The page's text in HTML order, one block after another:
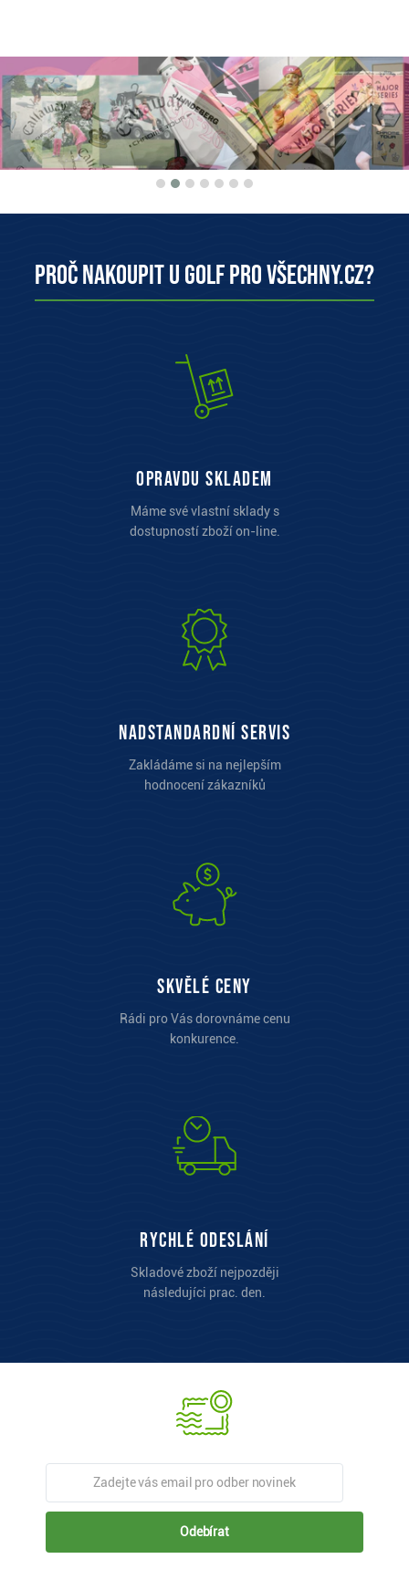
Proč nakoupit u Golf pro všechny.cz?
opravdu skladem
Máme své vlastní sklady s
dostupností zboží on-line.
Nadstandardní servis
Zakládáme si na nejlepším
hodnocení zákazníků
Skvělé ceny
Rádi pro Vás dorovnáme cenu
konkurence.
Rychlé odeslání
Skladové zboží nejpozději
následujíci prac. den.
Odebírat